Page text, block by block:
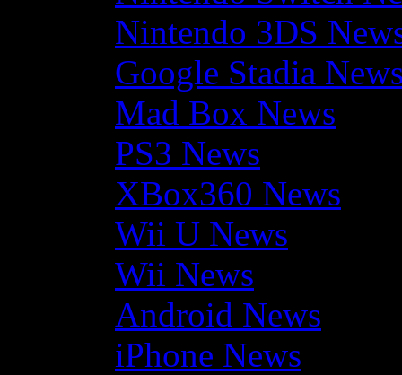
Nintendo 3DS
Google Stadia
Mad Box News
PS3 News
XBox360 News
Wii U News
Wii News
Android News
iPhone News